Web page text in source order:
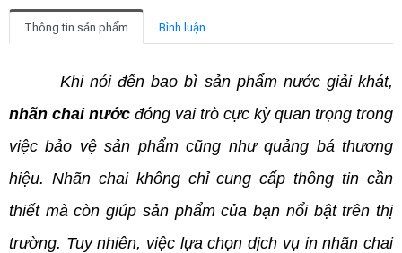
Thông tin sản phẩm Bình luận
Khi nói đến bao bì sản phẩm nước giải khát,
nhãn chai nước đóng vai trò cực kỳ quan trọng trong
việc bảo vệ sản phẩm cũng như quảng bá thương
hiệu. Nhãn chai không chỉ cung cấp thông tin cần
thiết mà còn giúp sản phẩm của bạn nổi bật trên thị
trường. Tuy nhiên, việc lựa chọn dịch vụ in nhãn chai